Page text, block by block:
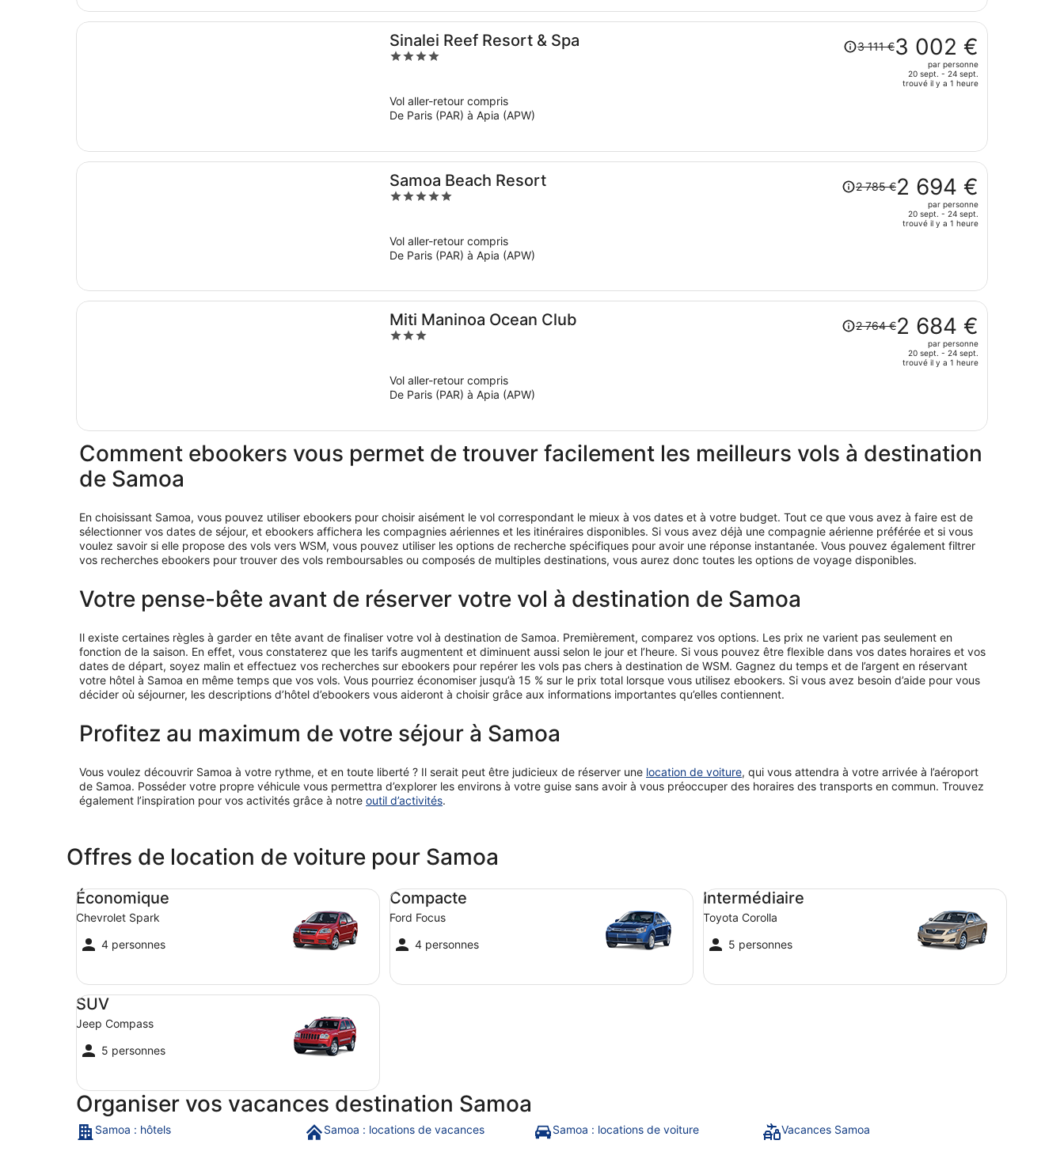
prix
est
maintenant
de
Sinalei Reef Resort & Spa
4
5
Le
prix
prix
est
maintenant
de
3 111 €3 002 €
par personne
20 sept. - 24 sept.
trouvé il y a 1 heure
Vol aller-retour compris
De Paris (PAR) à Apia (APW)
Samoa Beach Resort
5
5
Le
prix
prix
est
maintenant
de
2 785 €2 694 €
par personne
20 sept. - 24 sept.
trouvé il y a 1 heure
Vol aller-retour compris
De Paris (PAR) à Apia (APW)
Miti Maninoa Ocean Club
3
5
Le
prix
prix
est
maintenant
par
personne.
2 764 €2 684 €
par personne
20 sept. - 24 sept.
trouvé il y a 1 heure
Vol aller-retour compris
De Paris (PAR) à Apia (APW)
Comment ebookers vous permet de trouver facilement les meilleurs vols à destination
de Samoa
En choisissant Samoa, vous pouvez utiliser ebookers pour choisir aisément le vol correspondant le mieux à vos dates et à votre budget. Tout ce que vous avez à faire est de
sélectionner vos dates de séjour, et ebookers affichera les compagnies aériennes et les itinéraires disponibles. Si vous avez déjà une compagnie aérienne préférée et si vous
voulez savoir si elle propose des vols vers WSM, vous pouvez utiliser les options de recherche spécifiques pour avoir une réponse instantanée. Vous pouvez également filtrer
vos recherches ebookers pour trouver des vols remboursables ou composés de multiples destinations, vous aurez donc toutes les options de voyage disponibles.
Votre pense-bête avant de réserver votre vol à destination de Samoa
Il existe certaines règles à garder en tête avant de finaliser votre vol à destination de Samoa. Premièrement, comparez vos options. Les prix ne varient pas seulement en
fonction de la saison. En effet, vous constaterez que les tarifs augmentent et diminuent aussi selon le jour et l’heure. Si vous pouvez être flexible dans vos dates horaires et vos
dates de départ, soyez malin et effectuez vos recherches sur ebookers pour repérer les vols pas chers à destination de WSM. Gagnez du temps et de l’argent en réservant
votre hôtel à Samoa en même temps que vos vols. Vous pourriez économiser jusqu’à 15 % sur le prix total lorsque vous utilisez ebookers. Si vous avez besoin d’aide pour vous
décider où séjourner, les descriptions d’hôtel d’ebookers vous aideront à choisir grâce aux informations importantes qu’elles contiennent.
Profitez au maximum de votre séjour à Samoa
Vous voulez découvrir Samoa à votre rythme, et en toute liberté ? Il serait peut être judicieux de réserver une location de voiture, qui vous attendra à votre arrivée à l’aéroport
de Samoa. Posséder votre propre véhicule vous permettra d’explorer les environs à votre guise sans avoir à vous préoccuper des horaires des transports en commun. Trouvez
également l’inspiration pour vos activités grâce à notre outil d’activités.
Offres de location de voiture pour Samoa
Économique
Chevrolet Spark
4 personnes
Économique Chevrolet Spark
Compacte
Ford Focus
4 personnes
Compacte Ford Focus
Intermédiaire
Toyota Corolla
5 personnes
Intermédiaire Toyota Corolla
SUV
Jeep Compass
5 personnes
SUV Jeep Compass
Organiser vos vacances destination Samoa
Samoa : hôtels Samoa : locations de vacances Samoa : locations de voiture Vacances Samoa